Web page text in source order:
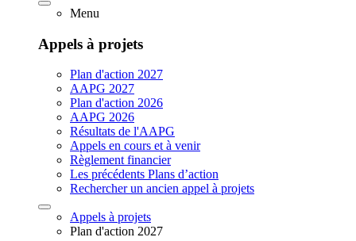
Menu
Appels à projets
Plan d'action 2027
AAPG 2027
Plan d'action 2026
AAPG 2026
Résultats de l'AAPG
Appels en cours et à venir
Règlement financier
Les précédents Plans d’action
Rechercher un ancien appel à projets
Appels à projets
Plan d'action 2027